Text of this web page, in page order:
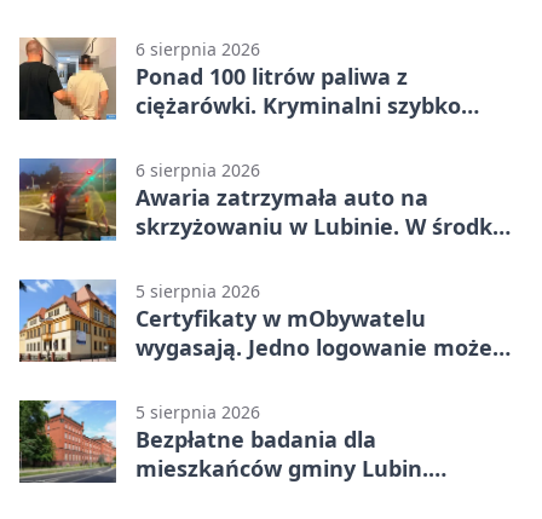
6 sierpnia 2026
Ponad 100 litrów paliwa z
ciężarówki. Kryminalni szybko
6 sierpnia 2026
Awaria zatrzymała auto na
skrzyżowaniu w Lubinie. W środku
5 sierpnia 2026
Certyfikaty w mObywatelu
wygasają. Jedno logowanie może
5 sierpnia 2026
Bezpłatne badania dla
mieszkańców gminy Lubin.